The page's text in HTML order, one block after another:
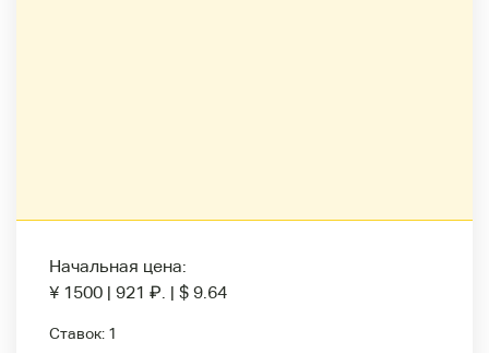
Начальная цена:
¥ 1500 | 921 ₽ | $ 9.64
Ставок: 1